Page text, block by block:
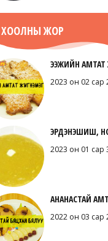
ХООЛНЫ ЖОР
ЭЭЖИЙН АМТАТ
2023 он 02 сар
ЭРДЭНЭШИШ,
2023 он 01 сар
АНАНАСТАЙ
2022 он 03 сар